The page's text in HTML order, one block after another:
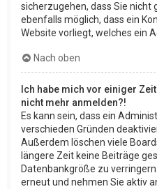
sicherzugehen, dass Sie nicht
ebenfalls möglich, dass ein
Website vorliegt, welches ein
Nach oben
Ich habe mich vor einiger
nicht mehr anmelden?!
Es kann sein, dass ein
verschieden Gründen
Außerdem löschen viele
längere Zeit keine Beiträge
Datenbankgröße zu
erneut und nehmen Sie aktiv